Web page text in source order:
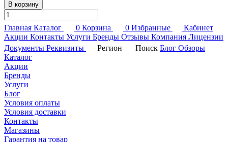
В корзину
Главная Каталог 0 Корзина 0 Избранные
Кабинет
Акции Контакты Услуги Бренды Отзывы Компания Лицензии
Документы Реквизиты Регион Поиск Блог Обзоры
Каталог
Акции
Бренды
Услуги
Блог
Условия оплаты
Условия доставки
Контакты
Магазины
Гарантия на товар